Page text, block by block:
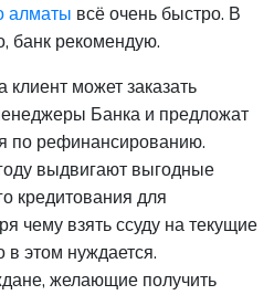
алматы всё очень быстро. В
банк рекомендую.
клиент может заказать
Банка и предложат
по рефинансированию.
выдвигают выгодные
кредитования для
чему взять ссуду на текущие
этом нуждается.
желающие получить